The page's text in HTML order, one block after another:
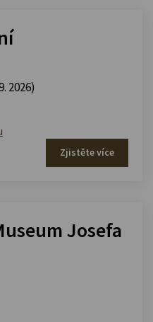
2026)
Zjistěte více
Josefa